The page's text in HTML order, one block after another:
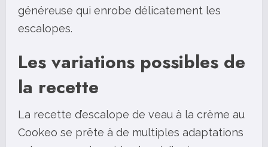
généreuse qui enrobe délicatement les
escalopes.
Les variations possibles de
la recette
La recette d’escalope de veau à la crème au
Cookeo se prête à de multiples adaptations